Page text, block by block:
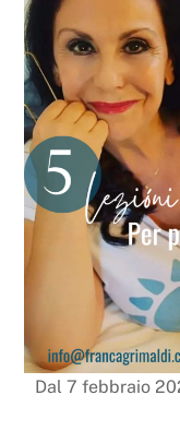
Dal 7 febbraio